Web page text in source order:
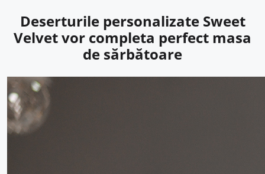
Deserturile personalizate Sweet
Velvet vor completa perfect masa
de sărbătoare